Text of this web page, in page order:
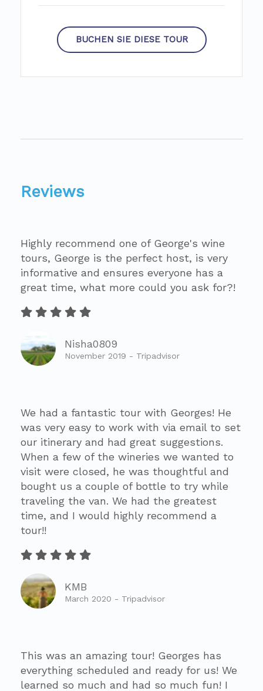
BUCHEN SIE DIESE TOUR
Reviews
Highly recommend one of George's wine
tours, George is the perfect host, is very
informative and ensures everyone has a
great time, what more could you ask for?!
Nisha0809
November 2019 - Tripadvisor
We had a fantastic tour with Georges! He
was very easy to work with via email to set
our itinerary and had great suggestions.
When a few of the wineries we wanted to
visit were closed, he was thoughtful and
bought us a couple of bottle to try while
traveling the van. We had the greatest
time, and I would highly recommend a
tour!!
KMB
March 2020 - Tripadvisor
This was an amazing tour! Georges has
everything scheduled and ready for us! We
learned so much and had so much fun! I